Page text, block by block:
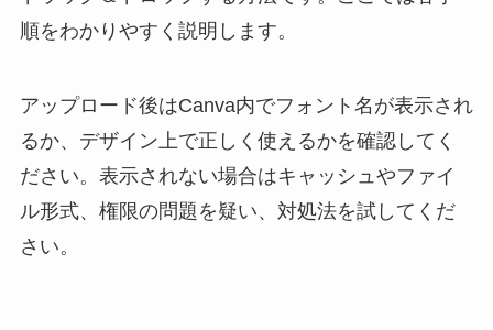
順をわかりやすく説明します。
アップロード後はCanva内でフォント名が表示され
るか、デザイン上で正しく使えるかを確認してく
ださい。表示されない場合はキャッシュやファイ
ル形式、権限の問題を疑い、対処法を試してくだ
さい。